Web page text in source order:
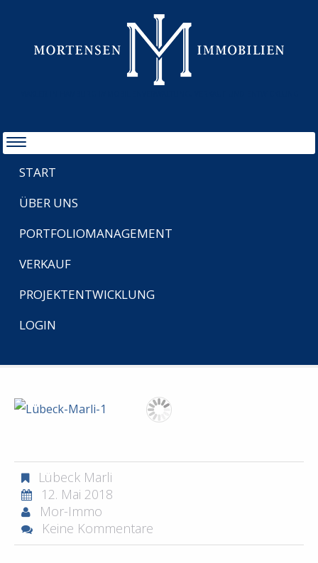
START
ÜBER UNS
PORTFOLIOMANAGEMENT
VERKAUF
PROJEKTENTWICKLUNG
LOGIN
Lübeck Marli
12. Mai 2018
Mor-Immo
Keine Kommentare